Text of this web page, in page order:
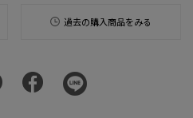
過去の購入商品をみる